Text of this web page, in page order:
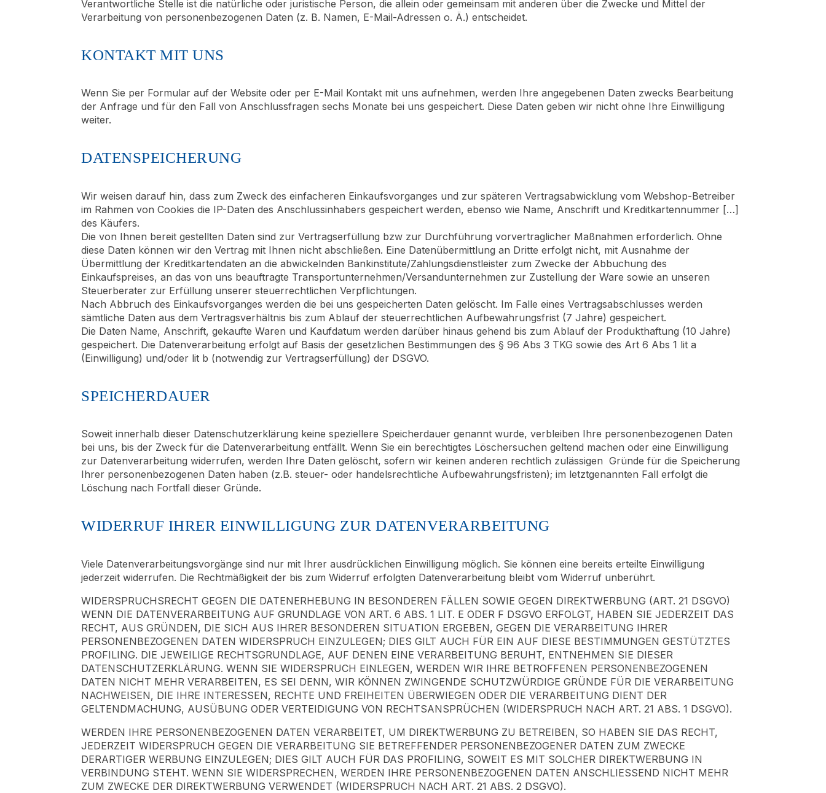
Verantwortliche Stelle ist die natürliche oder juristische Person, die allein oder gemeinsam mit anderen über die Zwecke und Mittel der
Verarbeitung von personenbezogenen Daten (z. B. Namen, E-Mail-Adressen o. Ä.) entscheidet.
KONTAKT MIT UNS
Wenn Sie per Formular auf der Website oder per E-Mail Kontakt mit uns aufnehmen, werden Ihre angegebenen Daten zwecks Bearbeitung
der Anfrage und für den Fall von Anschlussfragen sechs Monate bei uns gespeichert. Diese Daten geben wir nicht ohne Ihre Einwilligung
weiter.
DATENSPEICHERUNG
Wir weisen darauf hin, dass zum Zweck des einfacheren Einkaufsvorganges und zur späteren Vertragsabwicklung vom Webshop-Betreiber
im Rahmen von Cookies die IP-Daten des Anschlussinhabers gespeichert werden, ebenso wie Name, Anschrift und Kreditkartennummer […]
des Käufers.
Die von Ihnen bereit gestellten Daten sind zur Vertragserfüllung bzw zur Durchführung vorvertraglicher Maßnahmen erforderlich. Ohne
diese Daten können wir den Vertrag mit Ihnen nicht abschließen. Eine Datenübermittlung an Dritte erfolgt nicht, mit Ausnahme der
Übermittlung der Kreditkartendaten an die abwickelnden Bankinstitute/Zahlungsdienstleister zum Zwecke der Abbuchung des
Einkaufspreises, an das von uns beauftragte Transportunternehmen/Versandunternehmen zur Zustellung der Ware sowie an unseren
Steuerberater zur Erfüllung unserer steuerrechtlichen Verpflichtungen.
Nach Abbruch des Einkaufsvorganges werden die bei uns gespeicherten Daten gelöscht. Im Falle eines Vertragsabschlusses werden
sämtliche Daten aus dem Vertragsverhältnis bis zum Ablauf der steuerrechtlichen Aufbewahrungsfrist (7 Jahre) gespeichert.
Die Daten Name, Anschrift, gekaufte Waren und Kaufdatum werden darüber hinaus gehend bis zum Ablauf der Produkthaftung (10 Jahre)
gespeichert. Die Datenverarbeitung erfolgt auf Basis der gesetzlichen Bestimmungen des § 96 Abs 3 TKG sowie des Art 6 Abs 1 lit a
(Einwilligung) und/oder lit b (notwendig zur Vertragserfüllung) der DSGVO.
SPEICHERDAUER
Soweit innerhalb dieser Datenschutzerklärung keine speziellere Speicherdauer genannt wurde, verbleiben Ihre personenbezogenen Daten
bei uns, bis der Zweck für die Datenverarbeitung entfällt. Wenn Sie ein berechtigtes Löschersuchen geltend machen oder eine Einwilligung
zur Datenverarbeitung widerrufen, werden Ihre Daten gelöscht, sofern wir keinen anderen rechtlich zulässigen Gründe für die Speicherung
Ihrer personenbezogenen Daten haben (z.B. steuer- oder handelsrechtliche Aufbewahrungsfristen); im letztgenannten Fall erfolgt die
Löschung nach Fortfall dieser Gründe.
WIDERRUF IHRER EINWILLIGUNG ZUR DATENVERARBEITUNG
Viele Datenverarbeitungsvorgänge sind nur mit Ihrer ausdrücklichen Einwilligung möglich. Sie können eine bereits erteilte Einwilligung
jederzeit widerrufen. Die Rechtmäßigkeit der bis zum Widerruf erfolgten Datenverarbeitung bleibt vom Widerruf unberührt.
WIDERSPRUCHSRECHT GEGEN DIE DATENERHEBUNG IN BESONDEREN FÄLLEN SOWIE GEGEN DIREKTWERBUNG (ART. 21 DSGVO)
WENN DIE DATENVERARBEITUNG AUF GRUNDLAGE VON ART. 6 ABS. 1 LIT. E ODER F DSGVO ERFOLGT, HABEN SIE JEDERZEIT DAS
RECHT, AUS GRÜNDEN, DIE SICH AUS IHRER BESONDEREN SITUATION ERGEBEN, GEGEN DIE VERARBEITUNG IHRER
PERSONENBEZOGENEN DATEN WIDERSPRUCH EINZULEGEN; DIES GILT AUCH FÜR EIN AUF DIESE BESTIMMUNGEN GESTÜTZTES
PROFILING. DIE JEWEILIGE RECHTSGRUNDLAGE, AUF DENEN EINE VERARBEITUNG BERUHT, ENTNEHMEN SIE DIESER
DATENSCHUTZERKLÄRUNG. WENN SIE WIDERSPRUCH EINLEGEN, WERDEN WIR IHRE BETROFFENEN PERSONENBEZOGENEN
DATEN NICHT MEHR VERARBEITEN, ES SEI DENN, WIR KÖNNEN ZWINGENDE SCHUTZWÜRDIGE GRÜNDE FÜR DIE VERARBEITUNG
NACHWEISEN, DIE IHRE INTERESSEN, RECHTE UND FREIHEITEN ÜBERWIEGEN ODER DIE VERARBEITUNG DIENT DER
GELTENDMACHUNG, AUSÜBUNG ODER VERTEIDIGUNG VON RECHTSANSPRÜCHEN (WIDERSPRUCH NACH ART. 21 ABS. 1 DSGVO).
WERDEN IHRE PERSONENBEZOGENEN DATEN VERARBEITET, UM DIREKTWERBUNG ZU BETREIBEN, SO HABEN SIE DAS RECHT,
JEDERZEIT WIDERSPRUCH GEGEN DIE VERARBEITUNG SIE BETREFFENDER PERSONENBEZOGENER DATEN ZUM ZWECKE
DERARTIGER WERBUNG EINZULEGEN; DIES GILT AUCH FÜR DAS PROFILING, SOWEIT ES MIT SOLCHER DIREKTWERBUNG IN
VERBINDUNG STEHT. WENN SIE WIDERSPRECHEN, WERDEN IHRE PERSONENBEZOGENEN DATEN ANSCHLIESSEND NICHT MEHR
ZUM ZWECKE DER DIREKTWERBUNG VERWENDET (WIDERSPRUCH NACH ART. 21 ABS. 2 DSGVO).